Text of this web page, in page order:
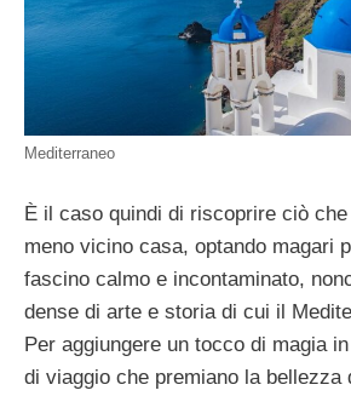
Mediterraneo
È il caso quindi di riscoprire ciò
meno vicino casa, optando magari
fascino calmo e incontaminato,
dense di arte e storia di cui il
Per aggiungere un tocco di magia
di viaggio che premiano la bellezza